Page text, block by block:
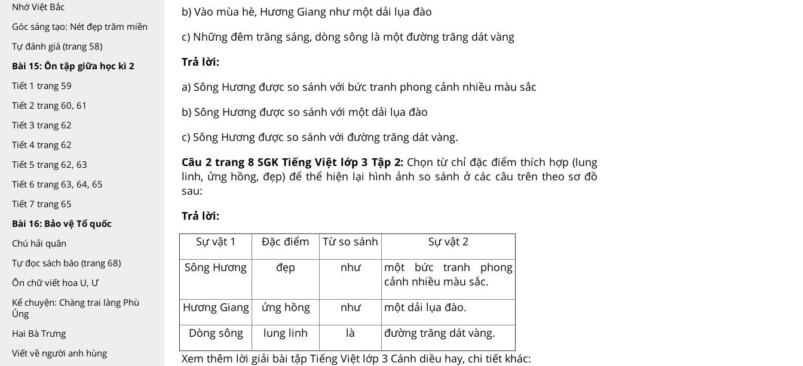
Nhớ Việt Bắc
Góc sáng tạo: Nét đẹp trăm miền
Tự đánh giá (trang 58)
Bài 15: Ôn tập giữa học kì 2
Tiết 1 trang 59
Tiết 2 trang 60, 61
Tiết 3 trang 62
Tiết 4 trang 62
Tiết 5 trang 62, 63
Tiết 6 trang 63, 64, 65
Tiết 7 trang 65
Bài 16: Bảo vệ Tổ quốc
Chú hải quân
Tự đọc sách báo (trang 68)
Ôn chữ viết hoa U, Ư
Kể chuyện: Chàng trai làng Phù
Ủng
Hai Bà Trưng
Viết về người anh hùng
b) Vào mùa hè, Hương Giang như một dải lụa đào
c) Những đêm trăng sáng, dòng sông là một đường trăng dát vàng
Trả lời:
a) Sông Hương được so sánh với bức tranh phong cảnh nhiều màu sắc
b) Sông Hương được so sánh với một dải lụa đào
c) Sông Hương được so sánh với đường trăng dát vàng.
Câu 2 trang 8 SGK Tiếng Việt lớp 3 Tập 2: Chọn từ chỉ đặc điểm thích hợp (lung
linh, ửng hồng, đẹp) để thể hiện lại hình ảnh so sánh ở các câu trên theo sơ đồ
sau:
Trả lời:
Sự vật 1
Đặc điểm Từ so sánh
Sự vật 2
Sông Hương
đẹp như
một bức tranh phong
cảnh nhiều màu sắc.
Hương Giang
ửng hồng như
một dải lụa đào.
Dòng sông
lung linh là
đường trăng dát vàng.
Xem thêm lời giải bài tập Tiếng Việt lớp 3 Cánh diều hay, chi tiết khác: